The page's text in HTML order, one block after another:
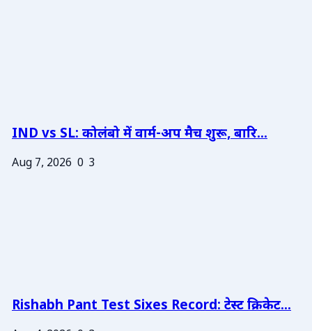
IND vs SL: कोलंबो में वार्म-अप मैच शुरू, बारि...
Aug 7, 2026 0 3
Rishabh Pant Test Sixes Record: टेस्ट क्रिकेट...